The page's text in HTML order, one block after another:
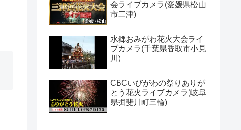
会ライブカメラ(愛媛県松山
市三津)
水郷おみがわ花火大会ライ
ブカメラ(千葉県香取市小見
川)
CBCいびがわの祭りありが
とう花火ライブカメラ(岐阜
県揖斐川町三輪)